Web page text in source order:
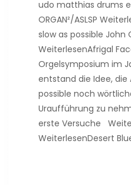
udo matthias drums
ORGAN²/ASLSP
slow as possible John
WeiterlesenAfrigal
Orgelsymposium im
entstand die Idee, die
possible noch
Uraufführung zu
erste Versuche
WeiterlesenDesert